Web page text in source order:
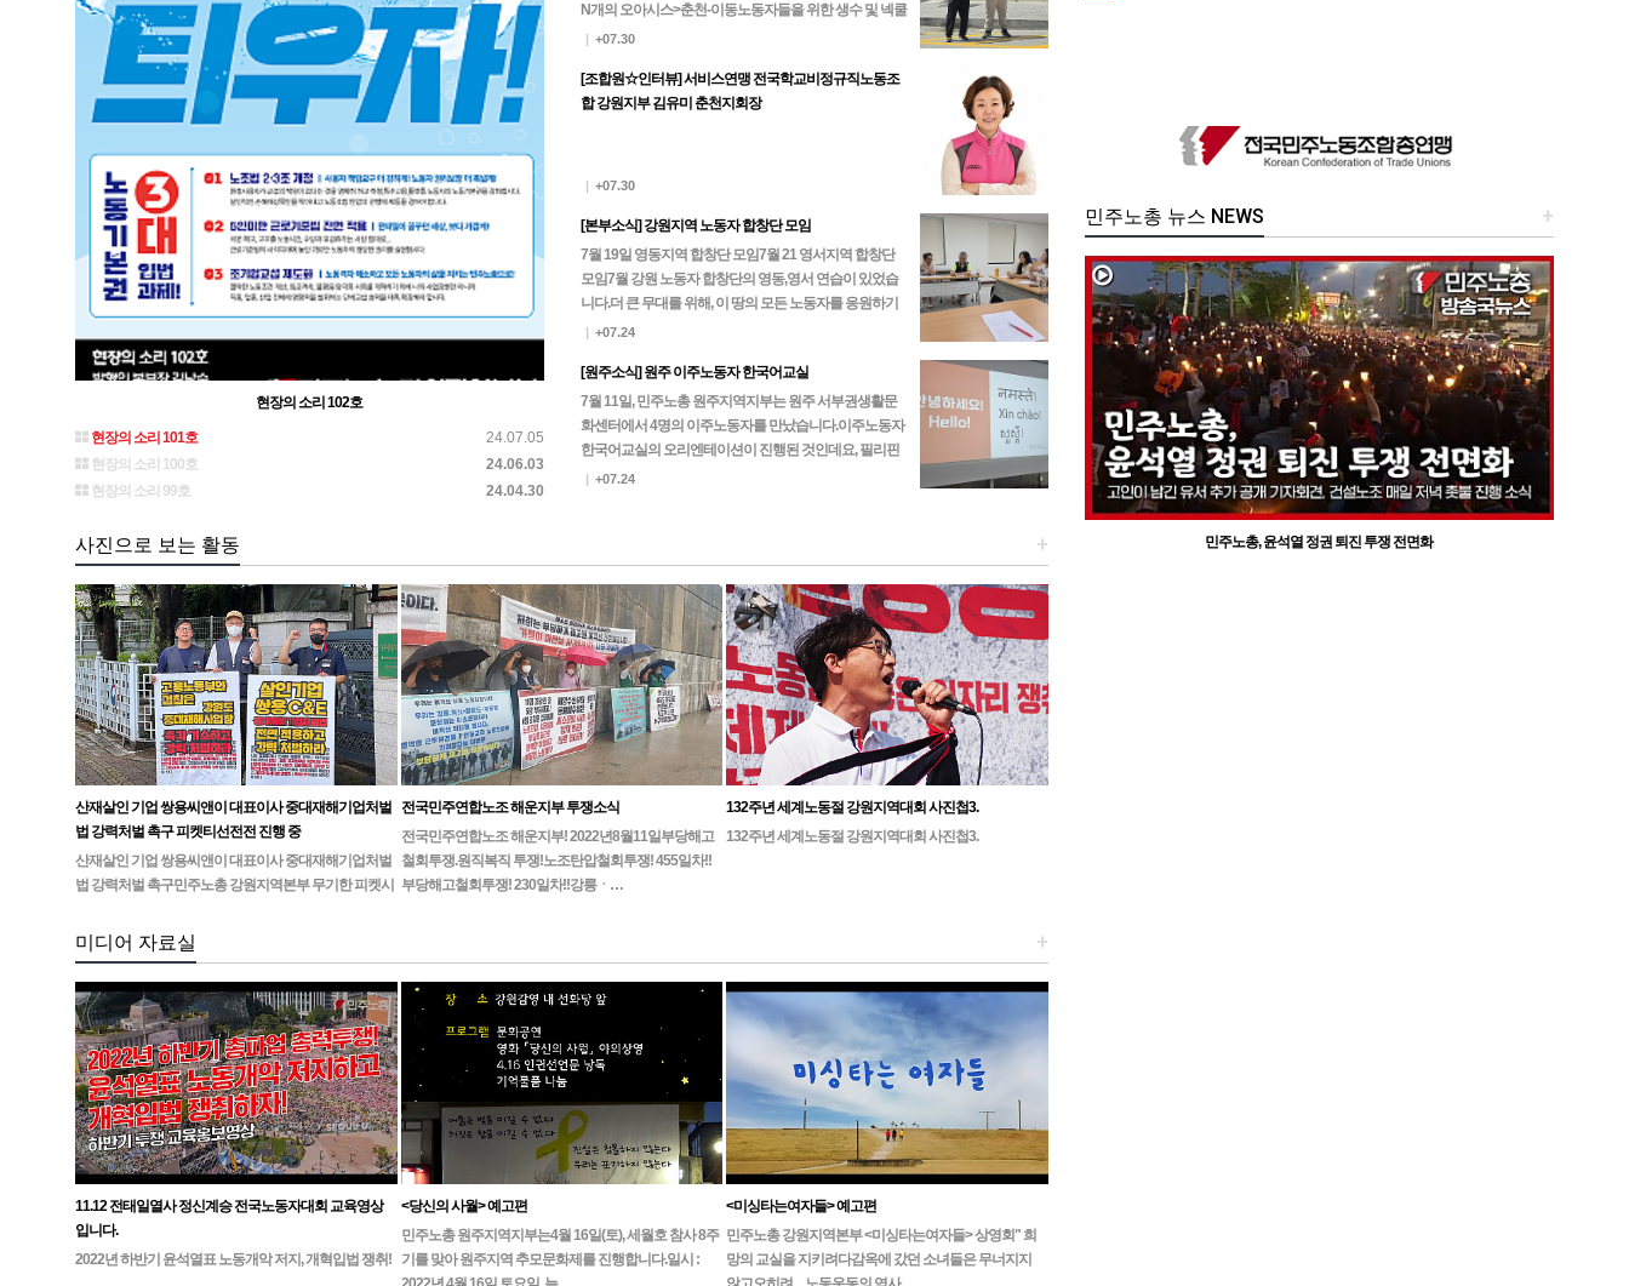
현장의 소리 102호
24.07.05
현장의 소리 101호
24.06.03
현장의 소리 100호
24.04.30
현장의 소리 99호
N개의 오아시스>춘천-이동노동자들을 위한 생수 및 넥쿨
러, 팔토시 나눔
| +07.30
[조합원☆인터뷰] 서비스연맹 전국학교비정규직노동조
합 강원지부 김유미 춘천지회장
| +07.30
[본부소식] 강원지역 노동자 합창단 모임
7월 19일 영동지역 합창단 모임7월 21 영서지역 합창단
모임 7월 강원 노동자 합창단의 영동,영서 연습이 있었습
니다.더 큰 무대를 위해, 이 땅의 모든 노동자를 응원하기
위해, 노동자 합창단은 한 마음 한 뜻으로…
| +07.24
[원주소식] 원주 이주노동자 한국어교실
7월 11일, 민주노총 원주지역지부는 원주 서부권생활문
화센터에서 4명의 이주노동자를 만났습니다.이주노동자
한국어교실의 오리엔테이션이 진행된 것인데요, 필리핀
과 네팔 노동자들이 찾아주셨고 이후 진행되는 본 수업에
| +07.24
+
사진으로 보는 활동
산재살인 기업 쌍용씨앤이 대표이사 중대재해기업처벌
법 강력처벌 촉구 피켓티선전전 진행 중
산재살인 기업 쌍용씨앤이 대표이사 중대재해기업처벌
법 강력처벌 촉구민주노총 강원지역본부 무기한 피켓시
전국민주연합노조 해운지부 투쟁소식
전국민주연합노조 해운지부! 2022년8월11일부당해고
철회투쟁.원직복직 투쟁!노조탄압철회투쟁! 455일차!!
부당해고철회투쟁! 230일차!!강릉ㆍ…
132주년 세계노동절 강원지역대회 사진첩3.
132주년 세계노동절 강원지역대회 사진첩3.
+
미디어 자료실
11.12 전태일열사 정신계승 전국노동자대회 교육영상
입니다.
2022년 하반기 윤석열표 노동개악 저지, 개혁입법 쟁취!
<당신의 사월> 예고편
민주노총 원주지역지부는4월 16일(토), 세월호 참사 8주
기를 맞아 원주지역 추모문화제를 진행합니다.일시 :
<미싱타는여자들> 예고편
민주노총 강원지역본부 <미싱타는여자들> 상영회" 희
망의 교실을 지키려다감옥에 갔던 소녀들은 무너지지
+
민주노총 뉴스 NEWS
민주노총, 윤석열 정권 퇴진 투쟁 전면화